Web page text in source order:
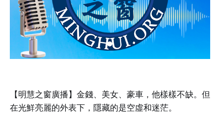
【明慧之窗廣播】金錢、美女、豪車，他樣樣不缺。但
在光鮮亮麗的外表下，隱藏的是空虛和迷茫。